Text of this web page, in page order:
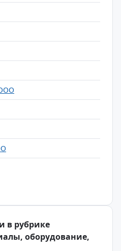
в рубрике
оборудование,